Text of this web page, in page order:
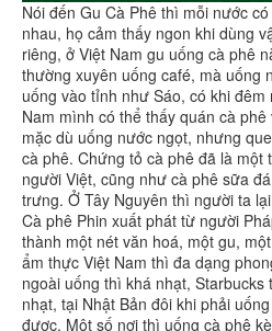
Nói đến Gu Cà Phê thì mỗi nước
nhau, họ cảm thấy ngon khi dùng
riêng, ở Việt Nam gu uống cà phê
thường xuyên uống café, mà uống
uống vào tỉnh như Sáo, có khi
Nam mình có thể thấy quán cà
mặc dù uống nước ngọt, nhưng
cà phê. Chứng tỏ cà phê đã là một
người Việt, cũng như cà phê sữa
trưng. Ở Tây Nguyên thì người ta
Cà phê Phin xuất phát từ người
thành một nét văn hoá, một gu,
ẩm thực Việt Nam thì đa dạng
ngoài uống thì khá nhạt,
nhạt, tại Nhật Bản đôi khi phải
được. Một số nơi thì uống cà phê